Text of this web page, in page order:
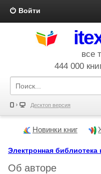
Войти
все
444 000
Десктоп версия
Новинки книг
Электронная библиотека
Об авторе